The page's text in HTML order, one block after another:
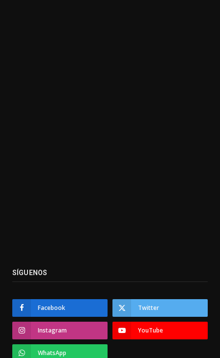
SÍGUENOS
Facebook Twitter
Instagram YouTube
WhatsApp